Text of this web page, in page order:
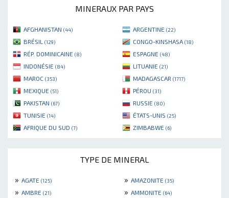
MINERAUX PAR PAYS
AFGHANISTAN (44) ARGENTINE (22)
BRÉSIL (129) CONGO-KINSHASA (18)
RÉP. DOMINICAINE (8) ESPAGNE (48)
INDONÉSIE (84) LITUANIE (21)
MAROC (353) MADAGASCAR (1717)
MEXIQUE (51) PÉROU (31)
PAKISTAN (67) RUSSIE (80)
TUNISIE (14) ÉTATS-UNIS (25)
AFRIQUE DU SUD (7) ZIMBABWE (6)
TYPE DE MINERAL
» AGATE (125) » AMAZONITE (35)
» AMBRE (21) » AMMONITE (64)